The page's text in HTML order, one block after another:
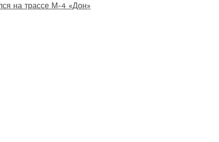
на трассе М-4 «Дон»